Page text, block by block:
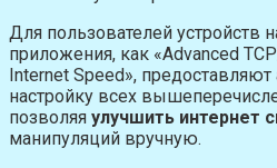
Для пользователей устройств
приложения, как «Advanced
Internet Speed»,
настройку всех
позволяя улучшить интернет
манипуляций вручную.